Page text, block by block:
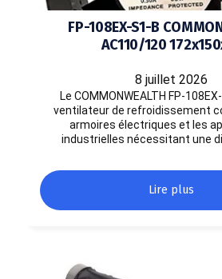
FP-108EX-S1-B
AC110/120
8 juillet 2026
Le COMMONWEALTH FP-
ventilateur de refroidissement
armoires électriques et les
industrielles nécessitant une
Lire plus